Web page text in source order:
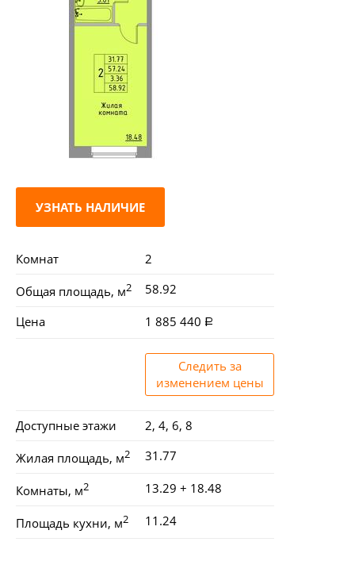
УЗНАТЬ НАЛИЧИЕ
Комнат 2
Общая площадь, м2 58.92
Цена 1 885 440
Следить за
изменением цены
Доступные этажи 2, 4, 6, 8
Жилая площадь, м2 31.77
Комнаты, м2 13.29 + 18.48
Площадь кухни, м2 11.24